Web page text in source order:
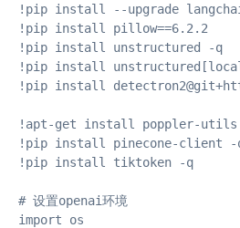
!pip install --upgrade
!pip install pillow==6.2.2
!pip install unstructured -q
!pip install
!pip install
!apt-get install poppler-utils
!pip install pinecone-client -
!pip install tiktoken -q
# 设置openai环境
import os